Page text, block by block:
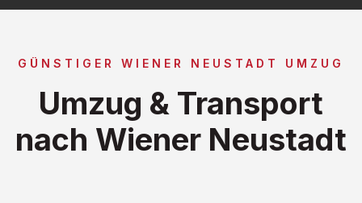
GÜNSTIGER WIENER NEUSTADT UMZUG
Umzug & Transport
nach Wiener Neustadt